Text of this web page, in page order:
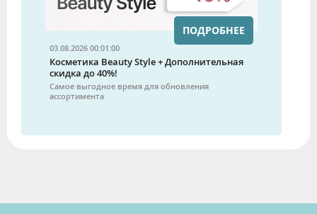
03.08.2026 00:01:00
Косметика Beauty Style + Дополнительная
скидка до 40%!
Самое выгодное время для обновления
ассортимента
ПОДРОБНЕЕ